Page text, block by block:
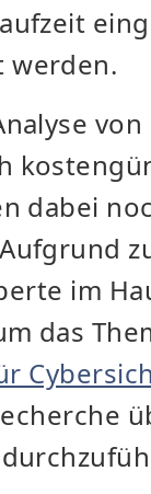
werden.
dabei
im
das